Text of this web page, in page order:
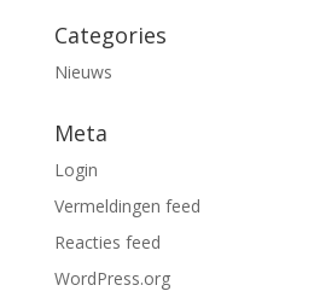
Categories
Nieuws
Meta
Login
Vermeldingen feed
Reacties feed
WordPress.org